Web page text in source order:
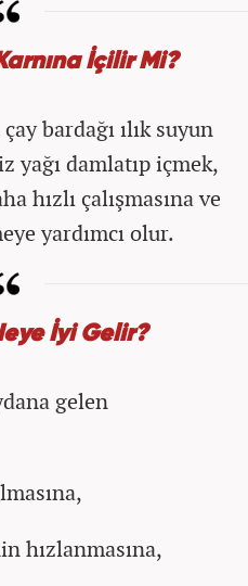
İçilir Mi?
bardağı ılık suyun
yağı damlatıp içmek,
hızlı çalışmasına ve
yardımcı olur.
İyi Gelir?
gelen
hızlanmasına,